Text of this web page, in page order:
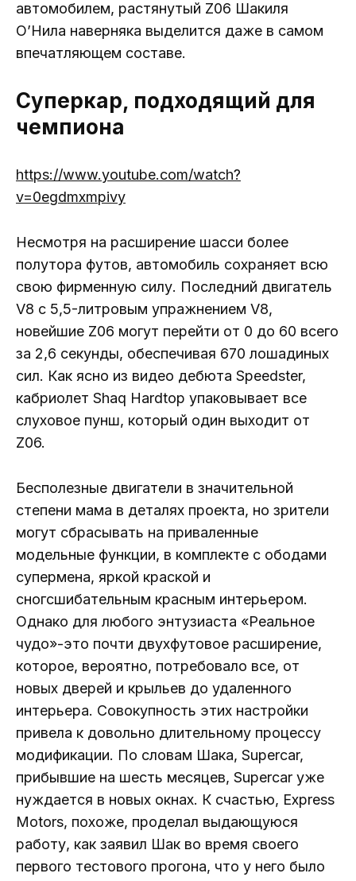
автомобилем, растянутый Z06 Шакиля
О’Нила наверняка выделится даже в самом
впечатляющем составе.
Суперкар, подходящий для
чемпиона
https://www.youtube.com/watch?
v=0egdmxmpivy
Несмотря на расширение шасси более
полутора футов, автомобиль сохраняет всю
свою фирменную силу. Последний двигатель
V8 с 5,5-литровым упражнением V8,
новейшие Z06 могут перейти от 0 до 60 всего
за 2,6 секунды, обеспечивая 670 лошадиных
сил. Как ясно из видео дебюта Speedster,
кабриолет Shaq Hardtop упаковывает все
слуховое пунш, который один выходит от
Z06.
Бесполезные двигатели в значительной
степени мама в деталях проекта, но зрители
могут сбрасывать на приваленные
модельные функции, в комплекте с ободами
супермена, яркой краской и
сногсшибательным красным интерьером.
Однако для любого энтузиаста «Реальное
чудо»-это почти двухфутовое расширение,
которое, вероятно, потребовало все, от
новых дверей и крыльев до удаленного
интерьера. Совокупность этих настройки
привела к довольно длительному процессу
модификации. По словам Шака, Supercar,
прибывшие на шесть месяцев, Supercar уже
нуждается в новых окнах. К счастью, Express
Motors, похоже, проделал выдающуюся
работу, как заявил Шак во время своего
первого тестового прогона, что у него было